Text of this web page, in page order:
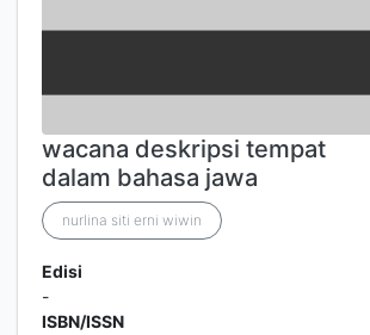
wacana deskripsi tempat
dalam bahasa jawa
nurlina siti erni wiwin
Edisi
-
ISBN/ISSN